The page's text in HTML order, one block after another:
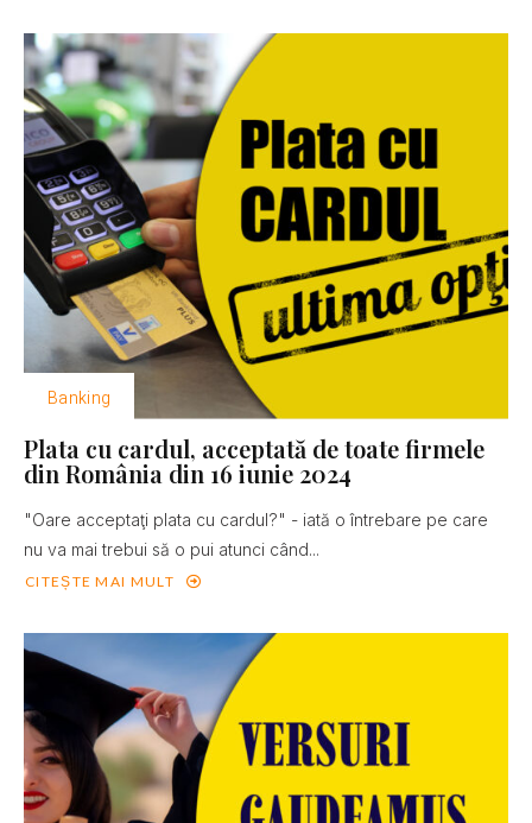
Banking
Plata cu cardul, acceptată de toate firmele
din România din 16 iunie 2024
"Oare acceptaţi plata cu cardul?" - iată o întrebare pe care
nu va mai trebui să o pui atunci când...
CITEȘTE MAI MULT